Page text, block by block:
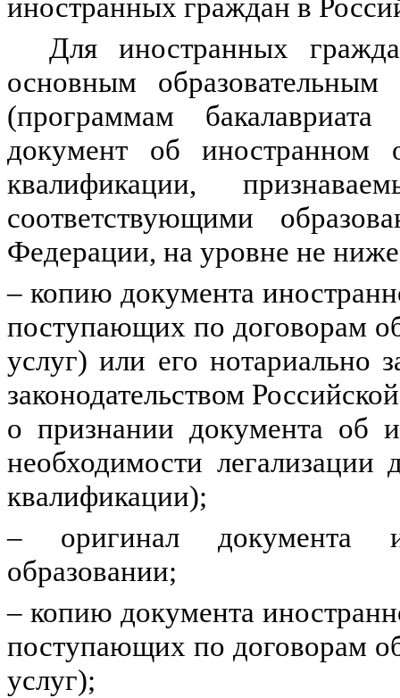
иностранных граждан в
Для иностранных
основным
(программам
документ об иностранном
квалификации,
соответствующими
Федерации, на уровне не
‒ копию документа
поступающих по договорам
услуг) или его нотариально
законодательством
о признании документа об
необходимости
квалификации);
‒ оригинал документа
образовании;
‒ копию документа
поступающих по договорам
услуг);